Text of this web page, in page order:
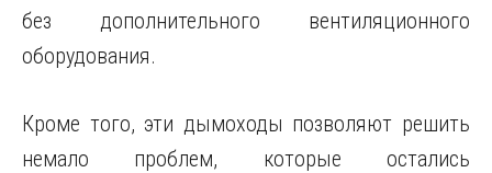
без дополнительного вентиляционного
оборудования.
Кроме того, эти дымоходы позволяют решить
немало проблем, которые остались